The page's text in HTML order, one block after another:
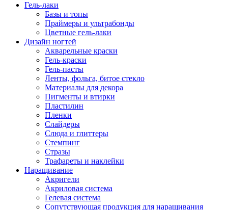
Гель-лаки
Базы и топы
Праймеры и ультрабонды
Цветные гель-лаки
Дизайн ногтей
Акварельные краски
Гель-краски
Гель-пасты
Ленты, фольга, битое стекло
Материалы для декора
Пигменты и втирки
Пластилин
Пленки
Слайдеры
Слюда и глиттеры
Стемпинг
Стразы
Трафареты и наклейки
Наращивание
Акригели
Акриловая система
Гелевая система
Сопутствующая продукция для наращивания